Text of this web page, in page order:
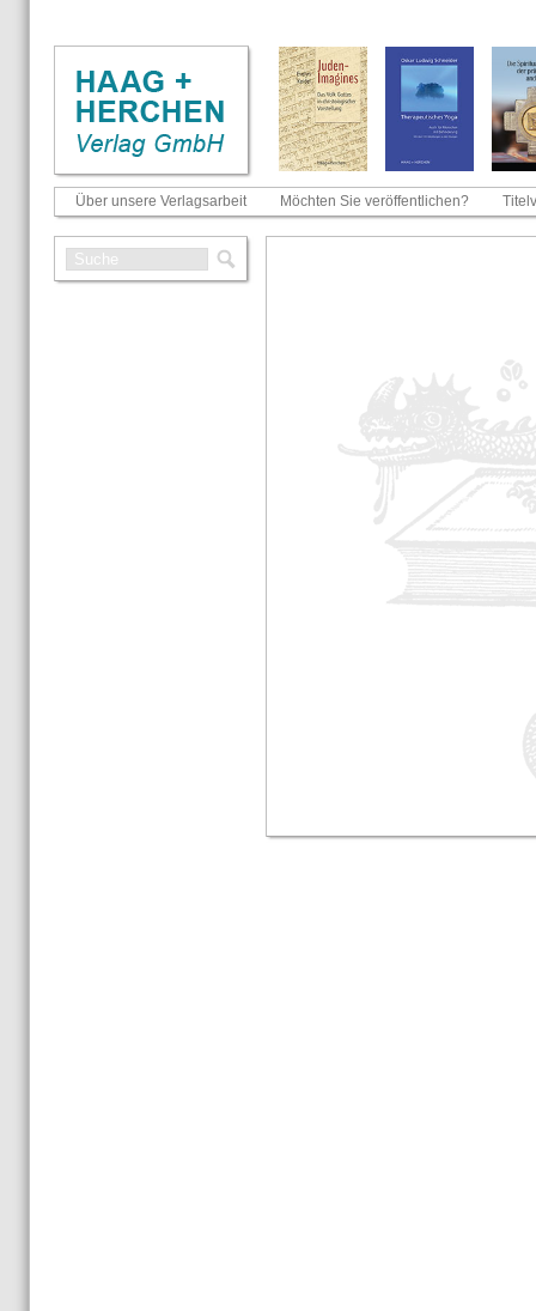
Über unsere Verlagsarbeit Möchten Sie veröffentlichen?